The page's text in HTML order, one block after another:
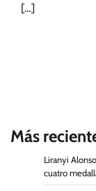
[…]
Más
Liranyi
cuatro